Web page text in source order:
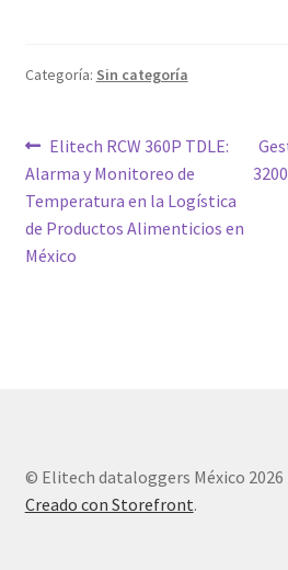
Categoría: Sin categoría
Navegación
de
entradas
Entrada
anterior:
Elitech RCW 360P TDLE:
Alarma y Monitoreo de
Temperatura en la Logística
de Productos Alimenticios en
México
© Elitech dataloggers México 2026
Creado con Storefront.